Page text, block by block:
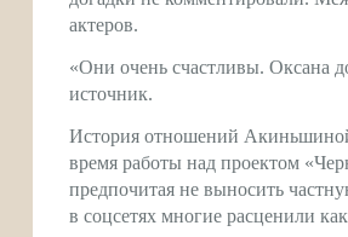
актеров.
«Они очень счастливы. Оксана
источник.
История отношений Акиньшиной
время работы над проектом
предпочитая не выносить
в соцсетях многие расценили